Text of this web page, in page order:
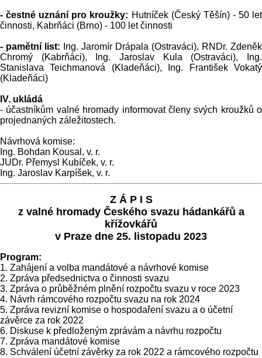
- čestné uznání pro kroužky: Hutníček (Český Těšín) - 50 let
činnosti, Kabrňáci (Brno) - 100 let činnosti
- pamětní list:
Ing. Jaromír Drápala (Ostraváci), RNDr. Zdeněk
Chromý (Kabrňáci), Ing. Jaroslav Kula (Ostraváci), Ing.
Stanislava Teichmanová (Kladeňáci), Ing. František Vokatý
(Kladeňáci)
IV. ukládá
- účastníkům valné hromady informovat členy svých kroužků o
projednaných záležitostech.
Návrhová komise:
Ing. Bohdan Kousal, v. r.
JUDr. Přemysl Kubíček, v. r.
Ing. Jaroslav Karpíšek, v. r.
Z Á P I S
z valné hromady Českého svazu hádankářů a
křížovkářů
v Praze dne 25. listopadu 2023
Program:
1. Zahájení a volba mandátové a návrhové komise
2. Zpráva předsednictva o činnosti svazu
3. Zpráva o průběžném plnění rozpočtu svazu v roce 2023
4. Návrh rámcového rozpočtu svazu na rok 2024
5. Zpráva revizní komise o hospodaření svazu a o účetní
závěrce za rok 2022
6. Diskuse k předloženým zprávám a návrhu rozpočtu
7. Zpráva mandátové komise
8. Schválení účetní závěrky za rok 2022 a rámcového rozpočtu